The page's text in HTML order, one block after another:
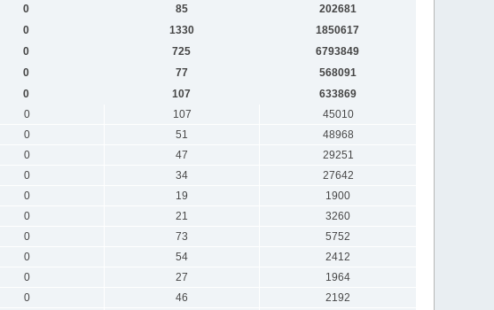
0 85
202681
0 1330
1850617
0 725
6793849
0 77
568091
0 107
633869
0 107
45010
0 51
48968
0 47
29251
0 34
27642
0 19
1900
0 21
3260
0 73
5752
0 54
2412
0 27
1964
0 46
2192